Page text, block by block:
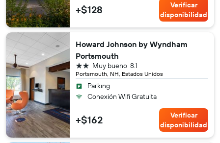
+$128
Verificar
disponibilidad
Howard Johnson by Wyndham
Portsmouth
Portsmouth, NH, Estados Unidos
8.1
Muy bueno
2 estrellas
Parking
Conexión Wifi Gratuita
+$162
Verificar
disponibilidad